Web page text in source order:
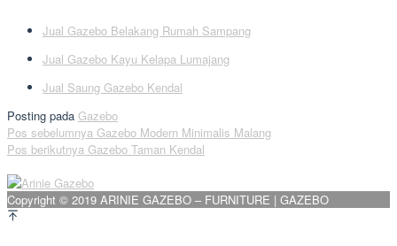
Jual Gazebo Belakang Rumah Sampang
Jual Gazebo Kayu Kelapa Lumajang
Jual Saung Gazebo Kendal
Posting pada Gazebo
Navigasi
pos
Pos sebelumnya Gazebo Modern Minimalis Malang
Pos berikutnya Gazebo Taman Kendal
Copyright © 2019 ARINIE GAZEBO – FURNITURE | GAZEBO